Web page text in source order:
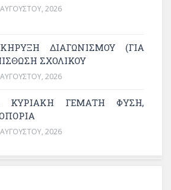
2026
ΔΙΑΓΩΝΙΣΜΟΥ (ΓΙΑ
ΣΧΟΛΙΚΟΎ
2026
ΚΥΡΙΑΚΉ ΓΕΜΆΤΗ ΦΎΣΗ,
2026